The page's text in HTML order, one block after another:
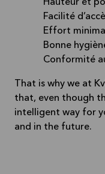
Hauteur et
Facilité
Effort
Bonne
Conformité
That is why we at
that, even though
intelligent way for
and in the future.